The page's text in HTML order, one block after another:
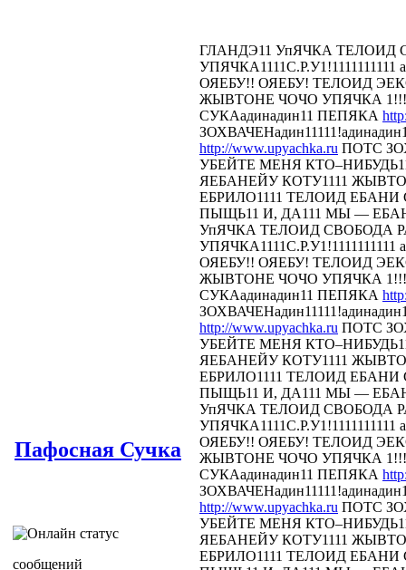
Пафосная Сучка
сообщений
ГЛАНДЭ11 УпЯЧКА ТЕЛОИД
УПЯЧКА1111С.Р.У1!1111111111
ОЯЕБУ!! ОЯЕБУ! ТЕЛОИД
ЖЫВТОНЕ ЧОЧО УПЯЧКА
СУКАадинадин11 ПЕПЯКА
http://www.upyachka.ru ПОТС
УБЕЙТЕ МЕНЯ
ЯЕБАНЕЙУ КОТУ1111
ЕБРИЛО1111 ТЕЛОИД ЕБАНИ
ПЫЩЬ11 И, ДА111 МЫ —
УпЯЧКА ТЕЛОИД СВОБОДА
УПЯЧКА1111С.Р.У1!1111111111
ОЯЕБУ!! ОЯЕБУ! ТЕЛОИД
ЖЫВТОНЕ ЧОЧО УПЯЧКА
СУКАадинадин11 ПЕПЯКА
http://www.upyachka.ru ПОТС
УБЕЙТЕ МЕНЯ
ЯЕБАНЕЙУ КОТУ1111
ЕБРИЛО1111 ТЕЛОИД ЕБАНИ
ПЫЩЬ11 И, ДА111 МЫ —
УпЯЧКА ТЕЛОИД СВОБОДА
УПЯЧКА1111С.Р.У1!1111111111
ОЯЕБУ!! ОЯЕБУ! ТЕЛОИД
ЖЫВТОНЕ ЧОЧО УПЯЧКА
СУКАадинадин11 ПЕПЯКА
http://www.upyachka.ru ПОТС
УБЕЙТЕ МЕНЯ
ЯЕБАНЕЙУ КОТУ1111
ЕБРИЛО1111 ТЕЛОИД ЕБАНИ